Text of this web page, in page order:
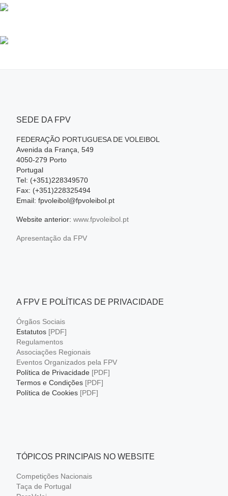
SEDE DA FPV
FEDERAÇÃO PORTUGUESA DE VOLEIBOL
Avenida da França, 549
4050-279 Porto
Portugal
Tel: (+351)228349570
Fax: (+351)228325494
Email: fpvoleibol@fpvoleibol.pt
Website anterior: www.fpvoleibol.pt
Apresentação da FPV
A FPV E POLÍTICAS DE PRIVACIDADE
Órgãos Sociais
Estatutos [PDF]
Regulamentos
Associações Regionais
Eventos Organizados pela FPV
Política de Privacidade [PDF]
Termos e Condições [PDF]
Política de Cookies [PDF]
TÓPICOS PRINCIPAIS NO WEBSITE
Competições Nacionais
Taça de Portugal